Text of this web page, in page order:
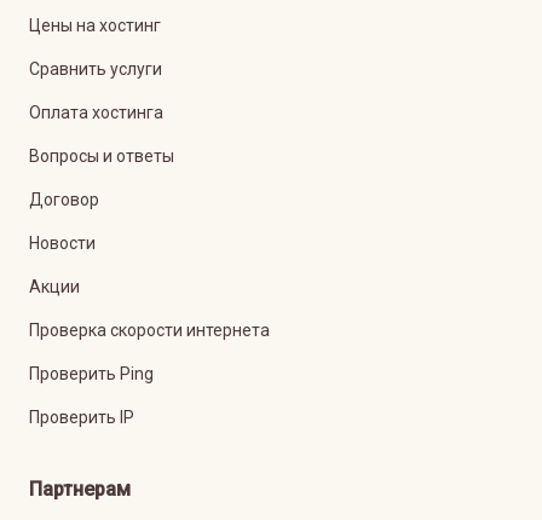
Цены на хостинг
Сравнить услуги
Оплата хостинга
Вопросы и ответы
Договор
Новости
Акции
Проверка скорости интернета
Проверить Ping
Проверить IP
Партнерам